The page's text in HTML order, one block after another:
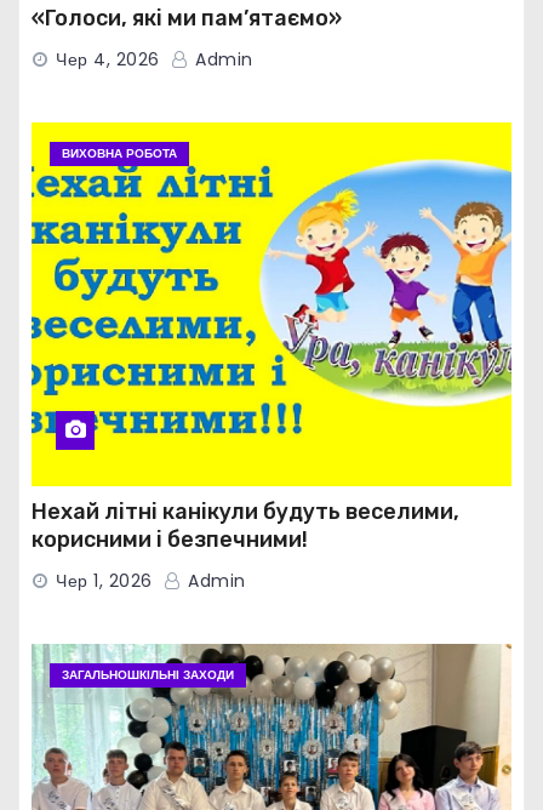
«Голоси, які ми пам’ятаємо»
Чер 4, 2026 Admin
ВИХОВНА РОБОТА
Нехай літні канікули будуть веселими,
корисними і безпечними!
Чер 1, 2026 Admin
ЗАГАЛЬНОШКІЛЬНІ ЗАХОДИ